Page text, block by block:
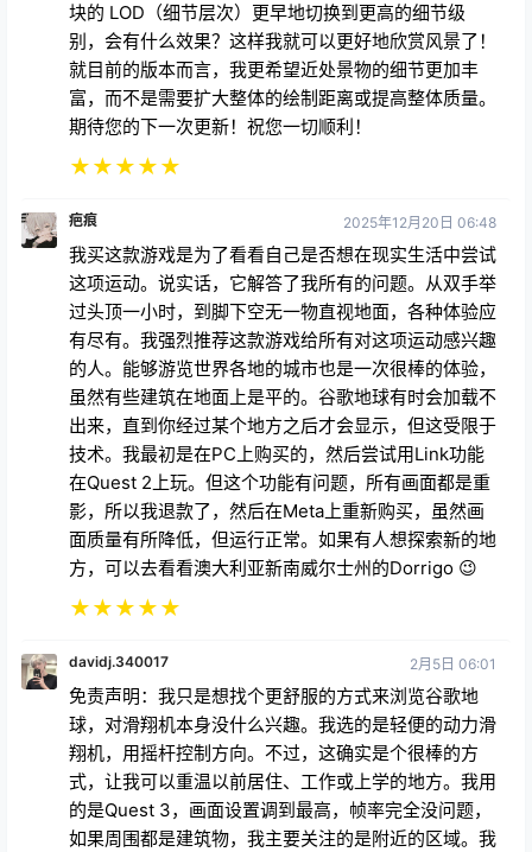
块的 LOD（细节层次）更早地切换到更高的细节级
别，会有什么效果？这样我就可以更好地欣赏风景了！
就目前的版本而言，我更希望近处景物的细节更加丰
富，而不是需要扩大整体的绘制距离或提高整体质量。
期待您的下一次更新！祝您一切顺利！
★★★★★
疤痕 2025年12月20日 06:48
我买这款游戏是为了看看自己是否想在现实生活中尝试
这项运动。说实话，它解答了我所有的问题。从双手举
过头顶一小时，到脚下空无一物直视地面，各种体验应
有尽有。我强烈推荐这款游戏给所有对这项运动感兴趣
的人。能够游览世界各地的城市也是一次很棒的体验，
虽然有些建筑在地面上是平的。谷歌地球有时会加载不
出来，直到你经过某个地方之后才会显示，但这受限于
技术。我最初是在PC上购买的，然后尝试用Link功能
在Quest 2上玩。但这个功能有问题，所有画面都是重
影，所以我退款了，然后在Meta上重新购买，虽然画
面质量有所降低，但运行正常。如果有人想探索新的地
方，可以去看看澳大利亚新南威尔士州的Dorrigo 😉
★★★★★
davidj.340017 2月5日 06:01
免责声明：我只是想找个更舒服的方式来浏览谷歌地
球，对滑翔机本身没什么兴趣。我选的是轻便的动力滑
翔机，用摇杆控制方向。不过，这确实是个很棒的方
式，让我可以重温以前居住、工作或上学的地方。我用
的是Quest 3，画面设置调到最高，帧率完全没问题，
如果周围都是建筑物，我主要关注的是附近的区域。我